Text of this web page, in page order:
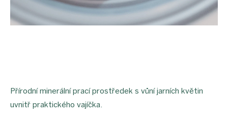
Přírodní minerální prací prostředek s vůní jarních květin
uvnitř praktického vajíčka.